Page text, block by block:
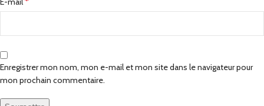
Enregistrer mon nom, mon e-mail et mon site dans le navigateur pour
mon prochain commentaire.